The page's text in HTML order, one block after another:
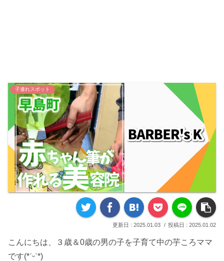
子連れスポット
2025.01.03 2025.01.02
こんにちは、３歳＆0歳の男の子を子育て中の芋ころママ
です(*ˊᵕˋ*)